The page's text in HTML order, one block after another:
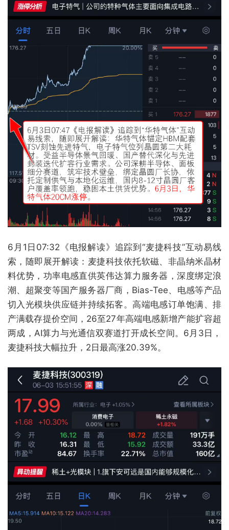
6月1日07:32《电报解读》追踪到“麦捷科技”互动易线
索，随即展开解读：麦捷科技依托软磁、非晶纳米晶材
料优势，功率电感直供英伟达算力服务器，深度绑定浪
潮、超聚变等国产服务器厂商，Bias-Tee、电感等产品
切入光模块供应链并持续拓客。高端电感订单饱满、排
产满载存提价空间，26至27年高端电感新增产能扩容超
两成，AI算力与光通信双赛道打开成长空间。6月3日，
麦捷科技大幅拉升，2日最高涨20.39%。